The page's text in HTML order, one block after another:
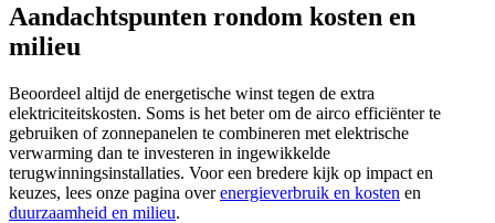
Aandachtspunten rondom kosten en
milieu
Beoordeel altijd de energetische winst tegen de extra
elektriciteitskosten. Soms is het beter om de airco efficiënter te
gebruiken of zonnepanelen te combineren met elektrische
verwarming dan te investeren in ingewikkelde
terugwinningsinstallaties. Voor een bredere kijk op impact en
keuzes, lees onze pagina overenergieverbruik en kosten en
duurzaamheid en milieu.